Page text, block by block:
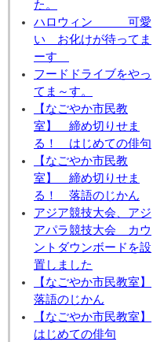
た。
ハロウィン 可愛
い お化けが待ってま
ーす
フードドライブをやっ
てま～す。
【なごやか市民教
室】 締め切りせま
る！ はじめての俳句
【なごやか市民教
室】 締め切りせま
る！ 落語のじかん
アジア競技大会、アジ
アパラ競技大会 カウ
ントダウンボードを設
置しました
【なごやか市民教室】
落語のじかん
【なごやか市民教室】
はじめての俳句